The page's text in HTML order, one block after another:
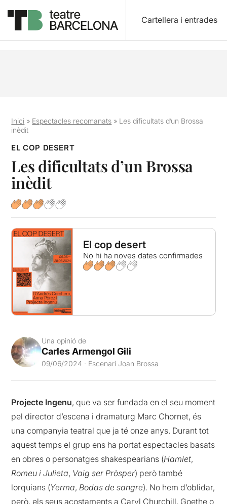
Cartellera i entrades
Inici » Espectacles recomanats » Les dificultats d’un Brossa
inèdit
EL COP DESERT
Les dificultats d’un Brossa
inèdit
El cop desert
No hi ha noves dates confirmades
Una opinió de
Carles Armengol Gili
09/06/2024 · Escenari Joan Brossa
Projecte Ingenu, que va ser fundada en el seu moment
pel director d’escena i dramaturg Marc Chornet, és
una companyia teatral que ja té onze anys. Durant tot
aquest temps el grup ens ha portat espectacles basats
en obres o personatges shakespearians (Hamlet,
Romeu i Julieta, Vaig ser Pròsper) però també
lorquians (Yerma,Bodas de sangre). No hem d’oblidar,
però, els seus acostaments a Caryl Churchill, Goethe o